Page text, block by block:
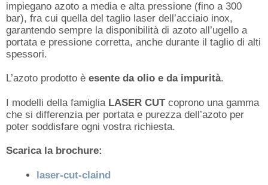
impiegano azoto a media e alta pressione (fino a 300
bar), fra cui quella del taglio laser dell’acciaio inox,
garantendo sempre la disponibilità di azoto all’ugello a
portata e pressione corretta, anche durante il taglio di alti
spessori.
L’azoto prodotto è esente da olio e da impurità.
I modelli della famiglia LASER CUTcoprono una gamma
che si differenzia per portata e purezza dell’azoto per
poter soddisfare ogni vostra richiesta.
Scarica la brochure:
laser-cut-claind